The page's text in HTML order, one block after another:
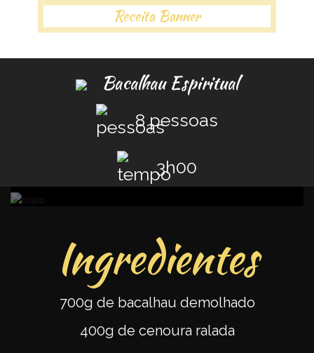
Receita Banner
Bacalhau Espiritual
8 pessoas
3h00
Ingredientes
700g de bacalhau demolhado
400g de cenoura ralada